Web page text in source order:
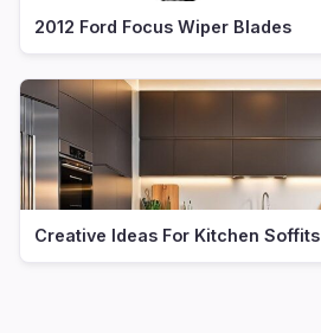
2012 Ford Focus Wiper Blades
Creative Ideas For Kitchen Soffits